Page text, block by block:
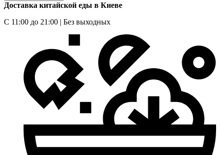
Доставка китайской еды в Киеве
С 11:00 до 21:00 | Без выходных